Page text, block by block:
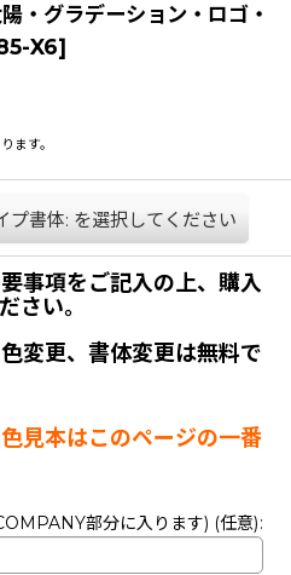
・グラデーション・ロゴ・
X6]
ます。
プ書体: を選択してください
事項をご記入の上、購入
さい。
変更、書体変更は無料で
見本はこのページの一番
部分に入ります) (任意):